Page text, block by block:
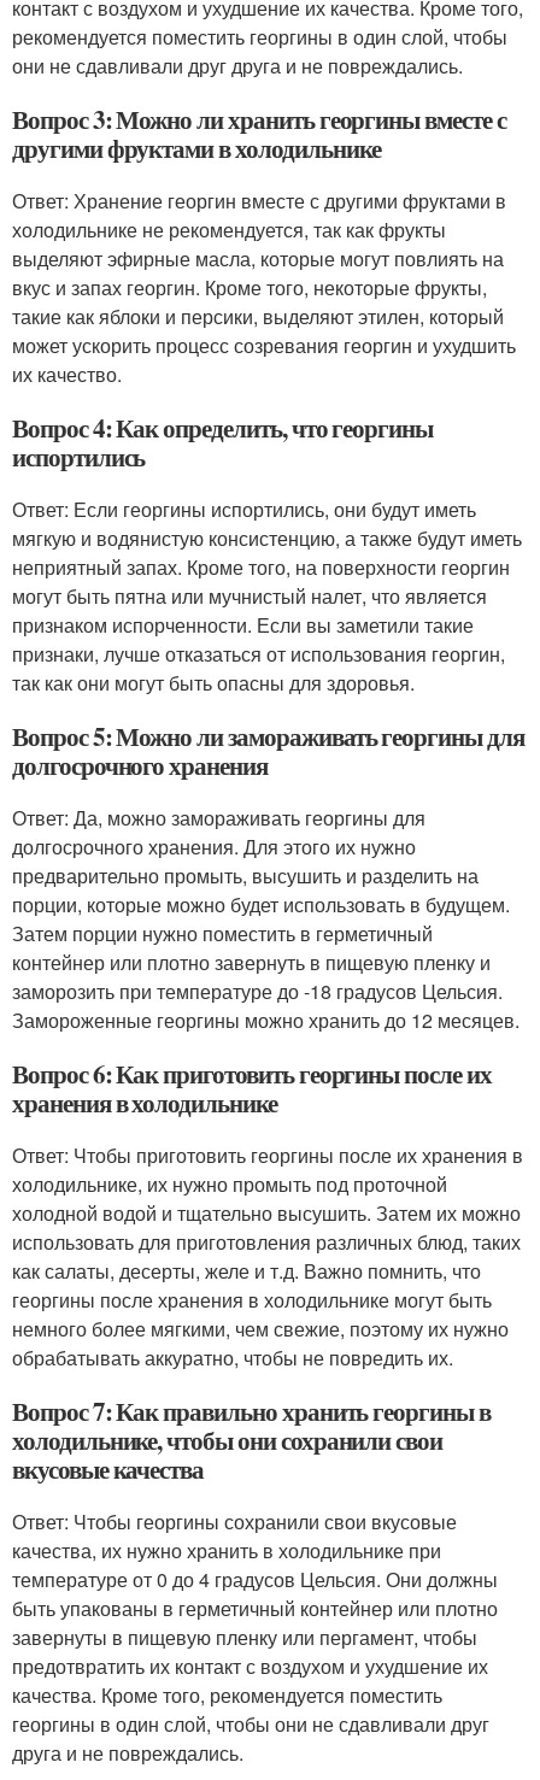
контакт с воздухом и ухудшение их качества. Кроме того,
рекомендуется поместить георгины в один слой, чтобы
они не сдавливали друг друга и не повреждались.
Вопрос 3: Можно ли хранить георгины вместе с
другими фруктами в холодильнике
Ответ: Хранение георгин вместе с другими фруктами в
холодильнике не рекомендуется, так как фрукты
выделяют эфирные масла, которые могут повлиять на
вкус и запах георгин. Кроме того, некоторые фрукты,
такие как яблоки и персики, выделяют этилен, который
может ускорить процесс созревания георгин и ухудшить
их качество.
Вопрос 4: Как определить, что георгины
испортились
Ответ: Если георгины испортились, они будут иметь
мягкую и водянистую консистенцию, а также будут иметь
неприятный запах. Кроме того, на поверхности георгин
могут быть пятна или мучнистый налет, что является
признаком испорченности. Если вы заметили такие
признаки, лучше отказаться от использования георгин,
так как они могут быть опасны для здоровья.
Вопрос 5: Можно ли замораживать георгины для
долгосрочного хранения
Ответ: Да, можно замораживать георгины для
долгосрочного хранения. Для этого их нужно
предварительно промыть, высушить и разделить на
порции, которые можно будет использовать в будущем.
Затем порции нужно поместить в герметичный
контейнер или плотно завернуть в пищевую пленку и
заморозить при температуре до -18 градусов Цельсия.
Замороженные георгины можно хранить до 12 месяцев.
Вопрос 6: Как приготовить георгины после их
хранения в холодильнике
Ответ: Чтобы приготовить георгины после их хранения в
холодильнике, их нужно промыть под проточной
холодной водой и тщательно высушить. Затем их можно
использовать для приготовления различных блюд, таких
как салаты, десерты, желе и т.д. Важно помнить, что
георгины после хранения в холодильнике могут быть
немного более мягкими, чем свежие, поэтому их нужно
обрабатывать аккуратно, чтобы не повредить их.
Вопрос 7: Как правильно хранить георгины в
холодильнике, чтобы они сохранили свои
вкусовые качества
Ответ: Чтобы георгины сохранили свои вкусовые
качества, их нужно хранить в холодильнике при
температуре от 0 до 4 градусов Цельсия. Они должны
быть упакованы в герметичный контейнер или плотно
завернуты в пищевую пленку или пергамент, чтобы
предотвратить их контакт с воздухом и ухудшение их
качества. Кроме того, рекомендуется поместить
георгины в один слой, чтобы они не сдавливали друг
друга и не повреждались.